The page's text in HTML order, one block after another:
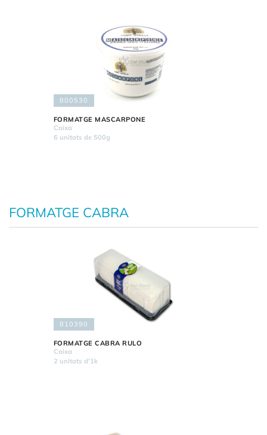
800530
FORMATGE MASCARPONE
Caixa
6 unitats de 500g
FORMATGE CABRA
810390
FORMATGE CABRA RULO
Caixa
2 unitats d'1k